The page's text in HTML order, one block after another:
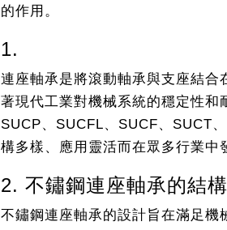
的作用。
1.
連座軸承是將滾動軸承與支座結合
著現代工業對機械系統的穩定性和
SUCP、SUCFL、SUCF、SUCT
構多樣、應用靈活而在眾多行業中
2. 不鏽鋼連座軸承的結
不鏽鋼連座軸承的設計旨在滿足機